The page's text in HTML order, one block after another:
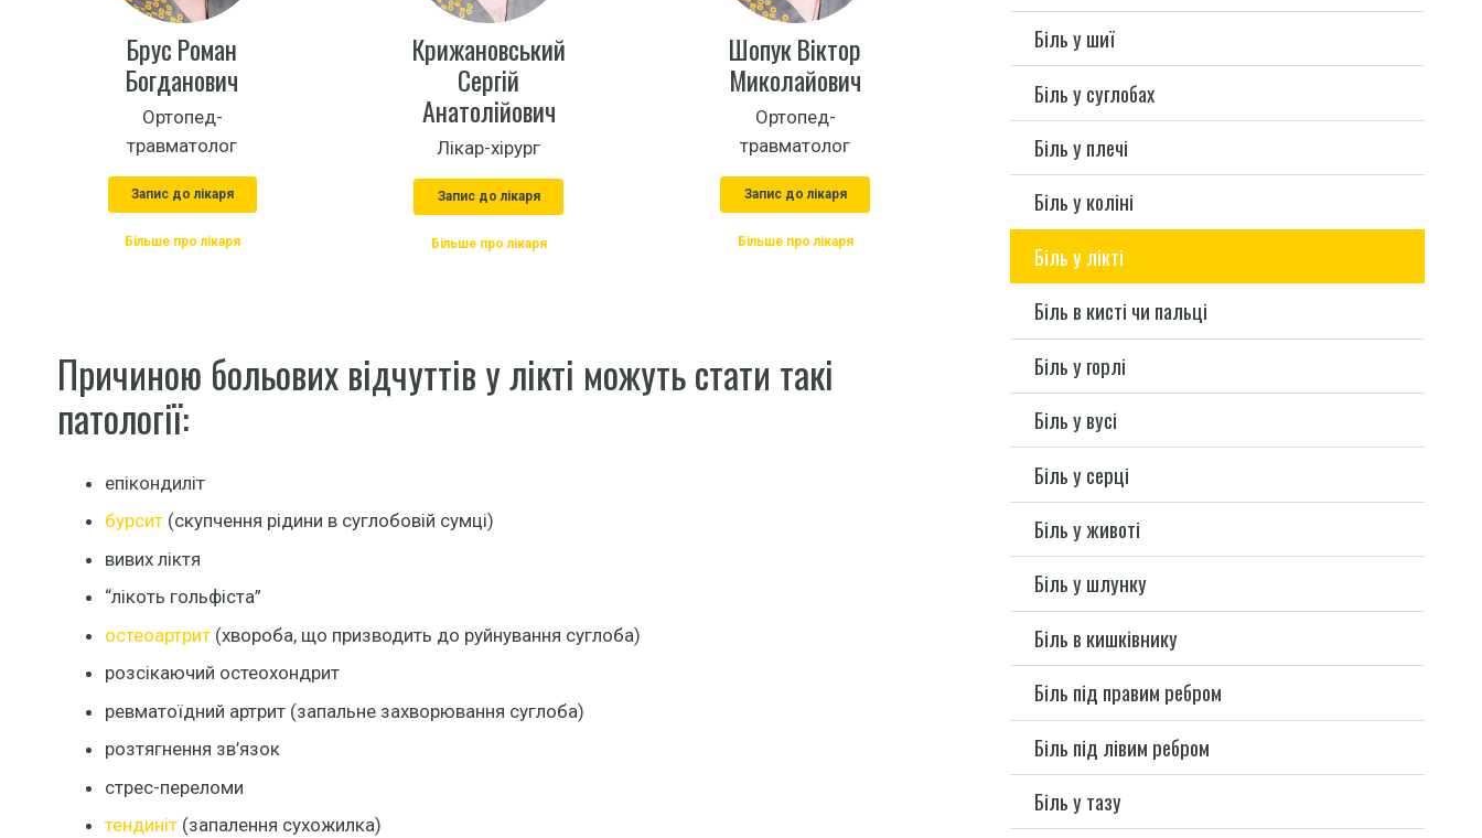
Брус Роман
Богданович
Ортопед-
травматолог
Запис до лікаря
Більше про лікаря
Крижановський
Сергій
Анатолійович
Лікар-хірург
Запис до лікаря
Більше про лікаря
Шопук Віктор
Миколайович
Ортопед-
травматолог
Запис до лікаря
Більше про лікаря
Причиною больових відчуттів у лікті можуть стати такі
патології:
епікондиліт
бурсит(скупчення рідини в суглобовій сумці)
вивих ліктя
“лікоть гольфіста”
остеоартрит(хвороба, що призводить до руйнування суглоба)
розсікаючий остеохондрит
ревматоїдний артрит (запальне захворювання суглоба)
розтягнення зв’язок
стрес-переломи
тендиніт(запалення сухожилка)
Біль у шиї
Біль у суглобах
Біль у плечі
Біль у коліні
Біль у лікті
Біль в кисті чи пальці
Біль у горлі
Біль у вусі
Біль у серці
Біль у животі
Біль у шлунку
Біль в кишківнику
Біль під правим ребром
Біль під лівим ребром
Біль у тазу